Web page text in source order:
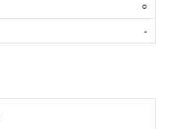
○
-